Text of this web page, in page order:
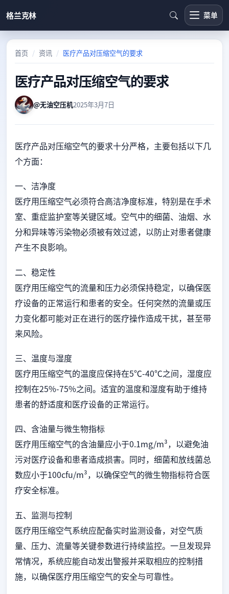
格兰克林 菜单
首页 资讯 医疗产品对压缩空气的要求
医疗产品对压缩空气的要求
@无油空压机2025年3月7日
医疗产品对压缩空气的要求十分严格，主要包括以下几
个方面：
一、洁净度
医疗用压缩空气必须符合高洁净度标准，特别是在手术
室、重症监护室等关键区域。空气中的细菌、油烟、水
分和异味等污染物必须被有效过滤，以防止对患者健康
产生不良影响。
二、稳定性
医疗用压缩空气的流量和压力必须保持稳定，以确保医
疗设备的正常运行和患者的安全。任何突然的流量或压
力变化都可能对正在进行的医疗操作造成干扰，甚至带
来风险。
三、温度与湿度
医疗用压缩空气的温度应保持在5℃-40℃之间，湿度应
控制在25%-75%之间。适宜的温度和湿度有助于维持
患者的舒适度和医疗设备的正常运行。
四、含油量与微生物指标
医疗用压缩空气的含油量应小于0.1mg/m³，以避免油
污对医疗设备和患者造成损害。同时，细菌和放线菌总
数应小于100cfu/m³，以确保空气的微生物指标符合医
疗安全标准。
五、监测与控制
医疗用压缩空气系统应配备实时监测设备，对空气质
量、压力、流量等关键参数进行持续监控。一旦发现异
常情况，系统应能自动发出警报并采取相应的控制措
施，以确保医疗用压缩空气的安全与可靠性。